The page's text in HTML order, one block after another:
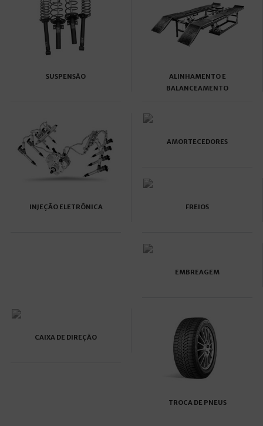
SUSPENSÃO
ALINHAMENTO E
BALANCEAMENTO
INJEÇÃO ELETRÔNICA
AMORTECEDORES
FREIOS
EMBREAGEM
CAIXA DE DIREÇÃO
TROCA DE PNEUS